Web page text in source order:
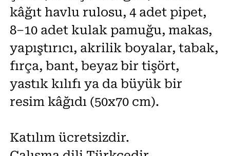
kâğıt havlu rulosu, 4 adet pipet,
8–10 adet kulak pamuğu, makas,
yapıştırıcı, akrilik boyalar, tabak,
fırça, bant, beyaz bir tişört,
yastık kılıfı ya da büyük bir
resim kâğıdı (50x70 cm).
Katılım ücretsizdir.